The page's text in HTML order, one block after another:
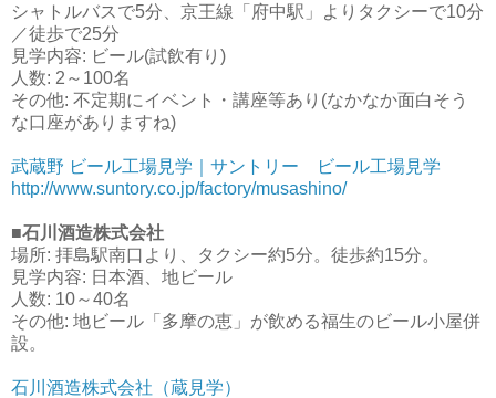
シャトルバスで5分、京王線「府中駅」よりタクシーで10分
／徒歩で25分
見学内容: ビール(試飲有り)
人数: 2～100名
その他: 不定期にイベント・講座等あり(なかなか面白そう
な口座がありますね)
武蔵野 ビール工場見学｜サントリー ビール工場見学
http://www.suntory.co.jp/factory/musashino/
■石川酒造株式会社
場所: 拝島駅南口より、タクシー約5分。徒歩約15分。
見学内容: 日本酒、地ビール
人数: 10～40名
その他: 地ビール「多摩の恵」が飲める福生のビール小屋併
設。
石川酒造株式会社（蔵見学）